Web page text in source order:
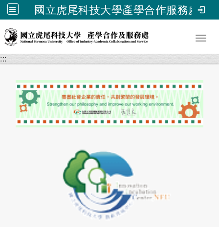
國立虎尾科技大學產學合作服務處
跳到主要內容
:::